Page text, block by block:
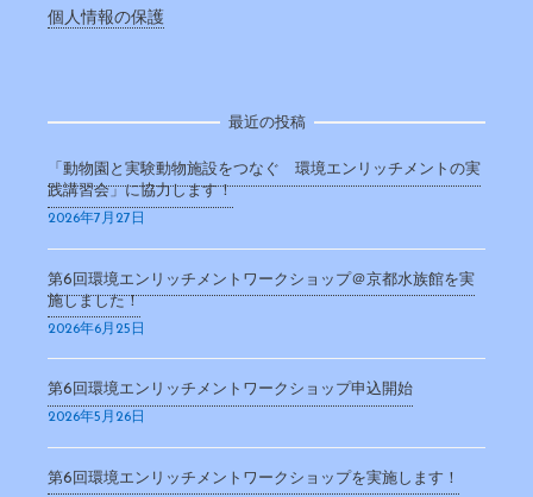
個人情報の保護
最近の投稿
「動物園と実験動物施設をつなぐ 環境エンリッチメントの実
践講習会」に協力します！
2026年7月27日
第6回環境エンリッチメントワークショップ＠京都水族館を実
施しました！
2026年6月25日
第6回環境エンリッチメントワークショップ申込開始
2026年5月26日
第6回環境エンリッチメントワークショップを実施します！